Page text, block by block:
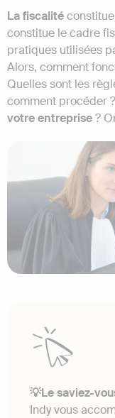
La fiscalité
constitue le cadre
pratiques utilisées
Alors, comment
Quelles sont les
comment procéder
votre entreprise?
💡Le saviez-
Indy vous